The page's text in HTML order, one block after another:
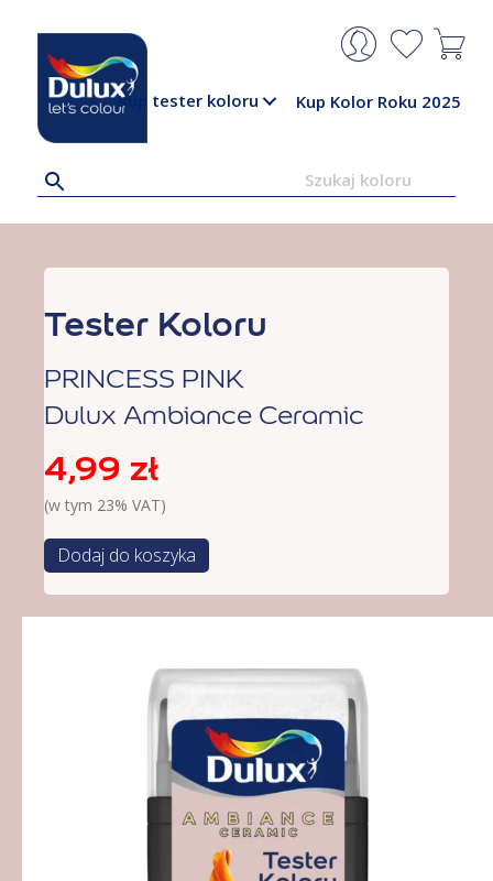
Kup tester koloru Kup Kolor Roku 2025
Tester Koloru
PRINCESS PINK
Dulux Ambiance Ceramic
4,99 zł
(w tym 23% VAT)
Dodaj do koszyka